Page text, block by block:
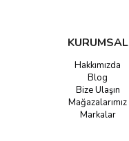
KURUMSAL
Hakkımızda
Blog
Bize Ulaşın
Mağazalarımız
Markalar